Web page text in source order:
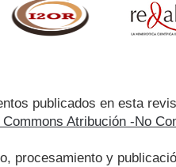
publicados en esta
Atribución -No
procesamiento y